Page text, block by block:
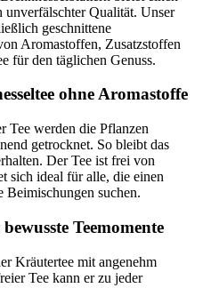
Qualität. Unser
geschnittene
Aromastoffen, Zusatzstoffen
für den täglichen Genuss.
ohne Aromastoffe
Tee werden die Pflanzen
getrocknet. So bleibt das
Der Tee ist frei von
sich ideal für alle, die einen
Beimischungen suchen.
Teemomente
Kräutertee mit angenehm
Tee kann er zu jeder